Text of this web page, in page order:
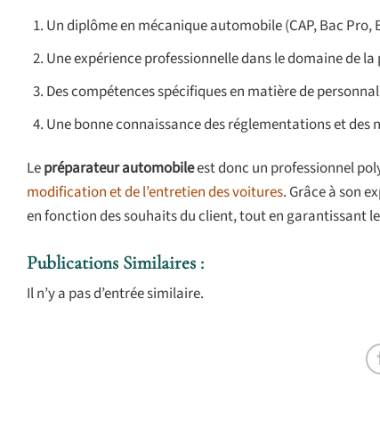
Un diplôme en mécanique automobile (CAP, Bac Pro,
Une expérience professionnelle dans le domaine de
Des compétences spécifiques en matière de
Une bonne connaissance des réglementations et des
Lepréparateur automobileest donc un professionnel
modification et de l’entretien des voitures. Grâce à son
en fonction des souhaits du client, tout en garantissant
Publications Similaires :
Il n’y a pas d’entrée similaire.